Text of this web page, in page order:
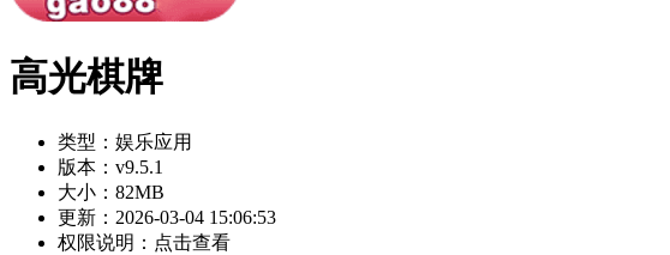
高光棋牌
类型： 娱乐应用
版本： v9.5.1
大小： 82MB
更新： 2026-03-04 15:06:53
权限说明： 点击查看